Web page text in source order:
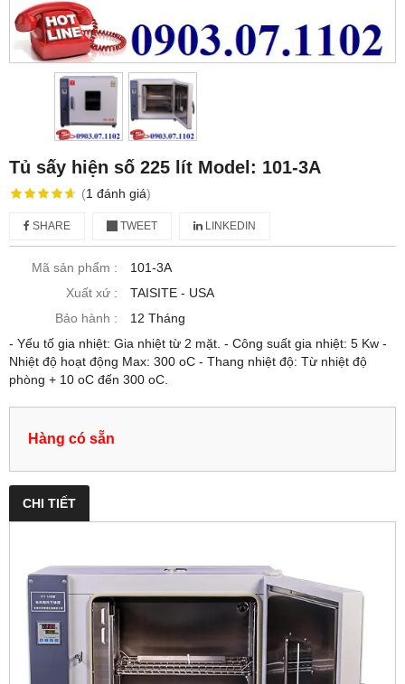
Tủ sấy hiện số 225 lít Model: 101-3A
(1 đánh giá)
SHARE TWEET LINKEDIN
Mã sản phẩm :
101-3A
Xuất xứ :
TAISITE - USA
Bảo hành :
12 Tháng
- Yếu tố gia nhiệt: Gia nhiệt từ 2 mặt. - Công suất gia nhiệt: 5 Kw -
Nhiệt độ hoạt động Max: 300 oC - Thang nhiệt độ: Từ nhiệt độ
phòng + 10 oC đến 300 oC.
Hàng có sẵn
CHI TIẾT